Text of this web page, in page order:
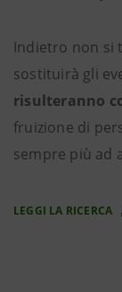
Indietro non si
sostituirà gli
risulteranno
fruizione di
sempre più ad
LEGGI LA RICERCA